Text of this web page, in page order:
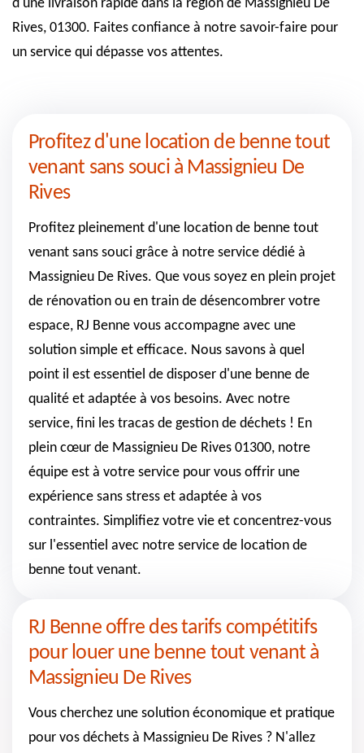
d'une livraison rapide dans la région de Massignieu De
Rives, 01300. Faites confiance à notre savoir-faire pour
un service qui dépasse vos attentes.
Profitez d'une location de benne tout
venant sans souci à Massignieu De
Rives
Profitez pleinement d'une location de benne tout
venant sans souci grâce à notre service dédié à
Massignieu De Rives. Que vous soyez en plein projet
de rénovation ou en train de désencombrer votre
espace, RJ Benne vous accompagne avec une
solution simple et efficace. Nous savons à quel
point il est essentiel de disposer d'une benne de
qualité et adaptée à vos besoins. Avec notre
service, fini les tracas de gestion de déchets ! En
plein cœur de Massignieu De Rives 01300, notre
équipe est à votre service pour vous offrir une
expérience sans stress et adaptée à vos
contraintes. Simplifiez votre vie et concentrez-vous
sur l'essentiel avec notre service de location de
benne tout venant.
RJ Benne offre des tarifs compétitifs
pour louer une benne tout venant à
Massignieu De Rives
Vous cherchez une solution économique et pratique
pour vos déchets à Massignieu De Rives ? N'allez